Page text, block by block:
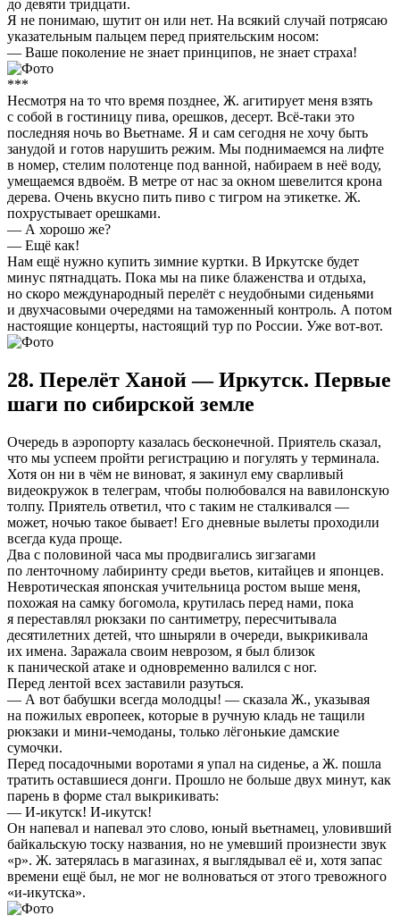
до девяти тридцати.
Я не понимаю, шутит он или нет. На всякий случай потрясаю
указательным пальцем перед приятельским носом:
— Ваше поколение не знает принципов, не знает страха!
***
Несмотря на то что время позднее, Ж. агитирует меня взять
с собой в гостиницу пива, орешков, десерт. Всё-таки это
последняя ночь во Вьетнаме. Я и сам сегодня не хочу быть
занудой и готов нарушить режим. Мы поднимаемся на лифте
в номер, стелим полотенце под ванной, набираем в неё воду,
умещаемся вдвоём. В метре от нас за окном шевелится крона
дерева. Очень вкусно пить пиво с тигром на этикетке. Ж.
похрустывает орешками.
— А хорошо же?
— Ещё как!
Нам ещё нужно купить зимние куртки. В Иркутске будет
минус пятнадцать. Пока мы на пике блаженства и отдыха,
но скоро международный перелёт с неудобными сиденьями
и двухчасовыми очередями на таможенный контроль. А потом
настоящие концерты, настоящий тур по России. Уже вот-вот.
28. Перелёт Ханой — Иркутск. Первые
шаги по сибирской земле
Очередь в аэропорту казалась бесконечной. Приятель сказал,
что мы успеем пройти регистрацию и погулять у терминала.
Хотя он ни в чём не виноват, я закинул ему сварливый
видеокружок в телеграм, чтобы полюбовался на вавилонскую
толпу. Приятель ответил, что с таким не сталкивался —
может, ночью такое бывает! Его дневные вылеты проходили
всегда куда проще.
Два с половиной часа мы продвигались зигзагами
по ленточному лабиринту среди вьетов, китайцев и японцев.
Невротическая японская учительница ростом выше меня,
похожая на самку богомола, крутилась перед нами, пока
я переставлял рюкзаки по сантиметру, пересчитывала
десятилетних детей, что шныряли в очереди, выкрикивала
их имена. Заражала своим неврозом, я был близок
к панической атаке и одновременно валился с ног.
Перед лентой всех заставили разуться.
— А вот бабушки всегда молодцы! — сказала Ж., указывая
на пожилых европеек, которые в ручную кладь не тащили
рюкзаки и мини-чемоданы, только лёгонькие дамские
сумочки.
Перед посадочными воротами я упал на сиденье, а Ж. пошла
тратить оставшиеся донги. Прошло не больше двух минут, как
парень в форме стал выкрикивать:
— И-икутск! И-икутск!
Он напевал и напевал это слово, юный вьетнамец, уловивший
байкальскую тоску названия, но не умевший произнести звук
«р». Ж. затерялась в магазинах, я выглядывал её и, хотя запас
времени ещё был, не мог не волноваться от этого тревожного
«и-икутска».